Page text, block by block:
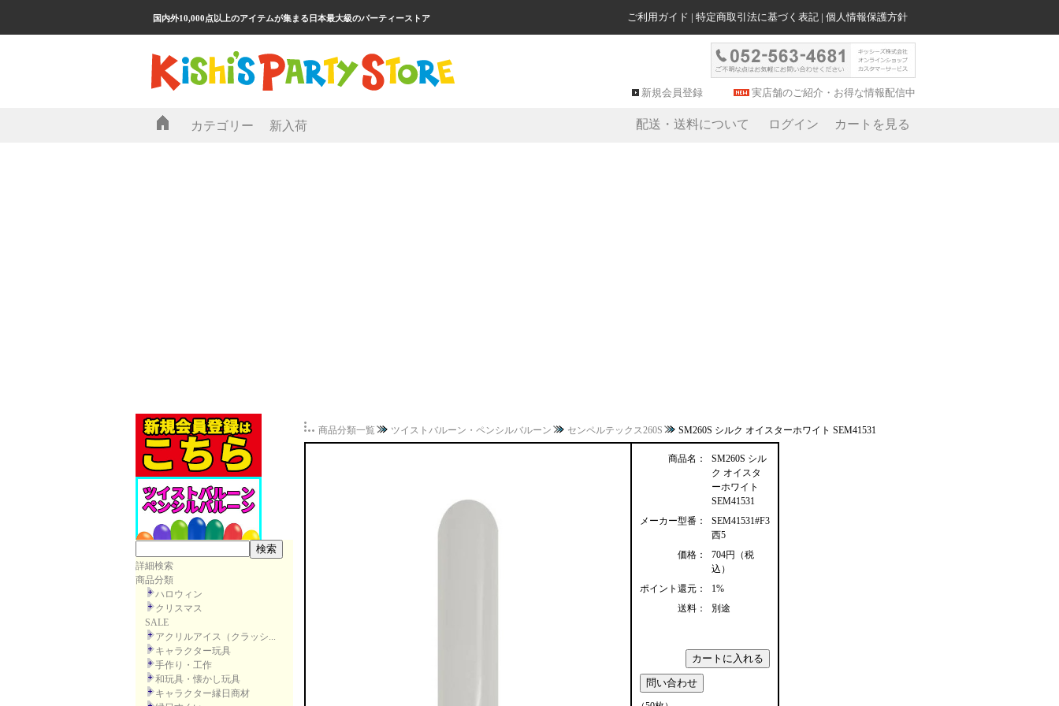
国内外10,000点以上のアイテムが集まる日本最大級のパーティーストア ご利用ガイド | 特定商取引法に基づく表記 | 個人情報保護方針
新規会員登録 実店舗のご紹介・お得な情報配信中
カテゴリー 新入荷 配送・送料について ログイン カートを見る
詳細検索
商品分類
ハロウィン
クリスマス
SALE
アクリルアイス（クラッシ...
キャラクター玩具
手作り・工作
和玩具・懐かし玩具
キャラクター縁日商材
商品分類一覧 ツイストバルーン・ペンシルバルーン センペルテックス260S SM260S シルク オイスターホワイト SEM41531
商品名：
SM260S シル
ク オイスタ
ーホワイト
SEM41531
メーカー型番：
SEM41531#F3
西5
価格：
704円（税
込）
ポイント還元：
1%
送料：
別途